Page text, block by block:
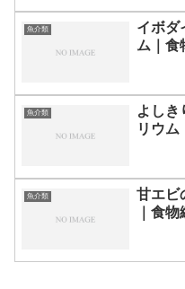
魚介類
イボダ
ム｜食
魚介類
よしき
リウム
魚介類
甘エビ
｜食